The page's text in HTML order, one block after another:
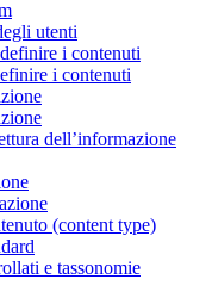
utenti
i contenuti
i contenuti
dell’informazione
(content type)
e tassonomie